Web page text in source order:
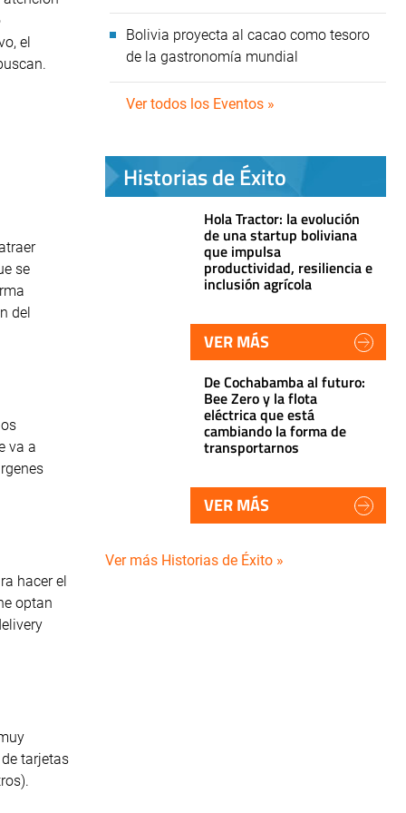
el
se
del
va a
hacer el
optan
tarjetas
Bolivia proyecta al cacao como tesoro
de la gastronomía mundial
Ver todos los Eventos »
Historias de Éxito
Hola Tractor: la evolución
de una startup boliviana
que impulsa
productividad, resiliencia e
inclusión agrícola
VER MÁS
De Cochabamba al futuro:
Bee Zero y la flota
eléctrica que está
cambiando la forma de
transportarnos
VER MÁS
Ver más Historias de Éxito »